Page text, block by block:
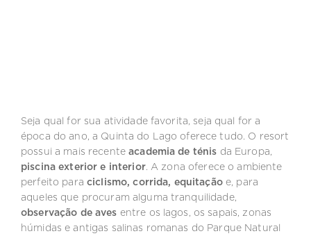
Seja qual for sua atividade favorita, seja qual for a
época do ano, a Quinta do Lago oferece tudo. O resort
possui a mais recenteacademia de ténis da Europa,
piscina exterior e interior.A zona oferece o ambiente
perfeito para ciclismo, corrida, equitaçãoe, para
aqueles que procuram alguma tranquilidade,
observação de aves entre os lagos, os sapais, zonas
húmidas e antigas salinas romanas do Parque Natural